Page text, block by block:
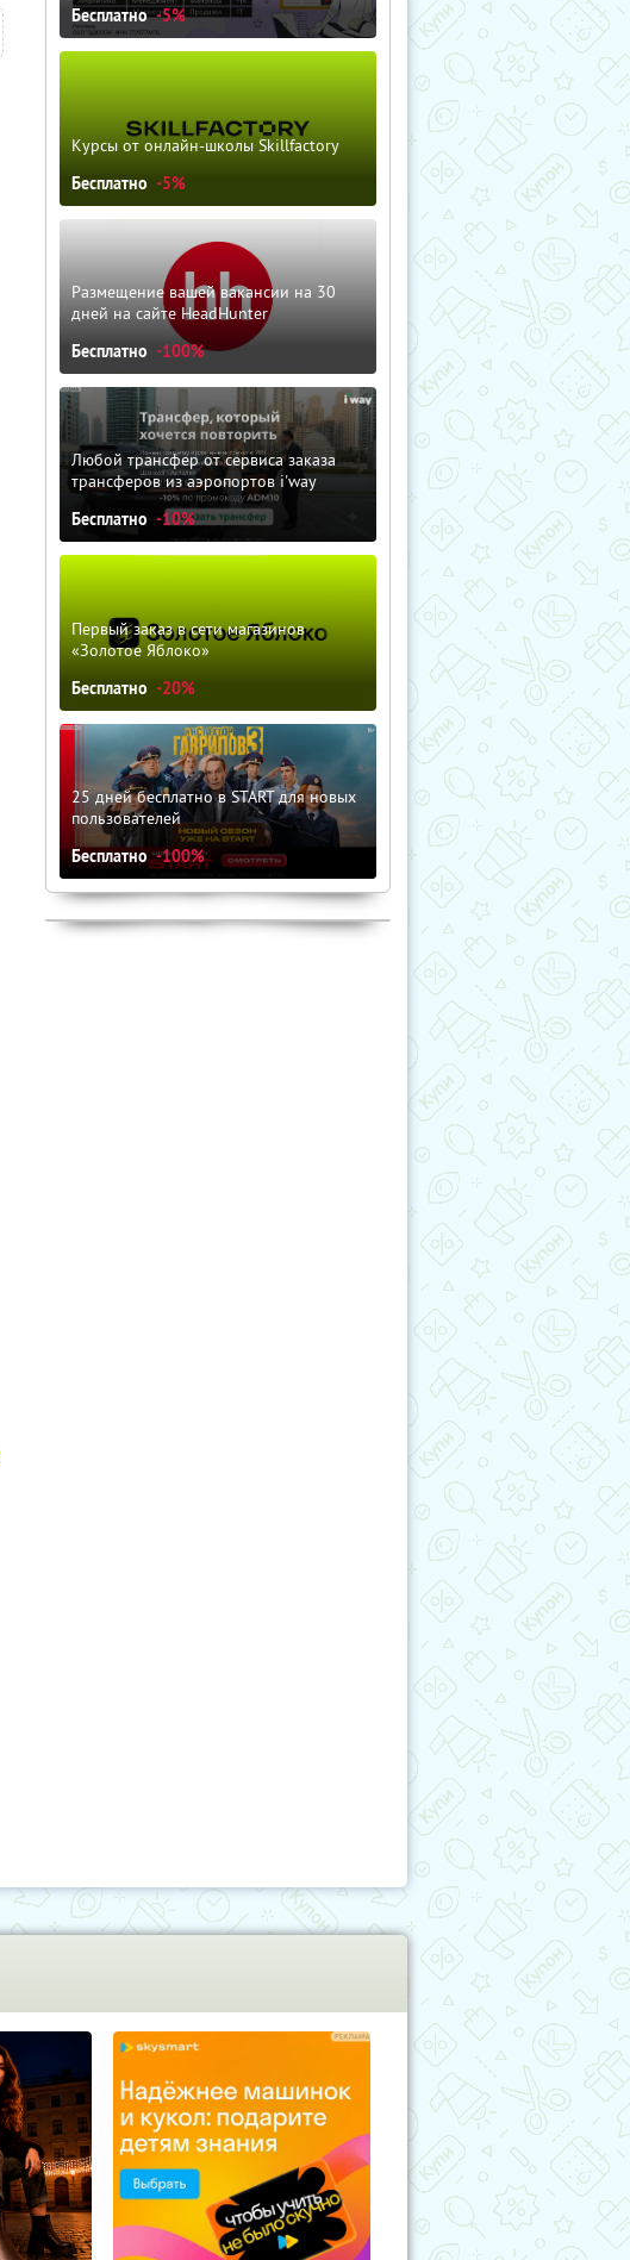
Бесплатно -5%
Курсы от онлайн-школы Skillfactory
Бесплатно -5%
Размещение вашей вакансии на 30
дней на сайте HeadHunter
Бесплатно -100%
Любой трансфер от сервиса заказа
трансферов из аэропортов i'way
Бесплатно -10%
Первый заказ в сети магазинов
«Золотое Яблоко»
Бесплатно -20%
25 дней бесплатно в START для новых
пользователей
Бесплатно -100%